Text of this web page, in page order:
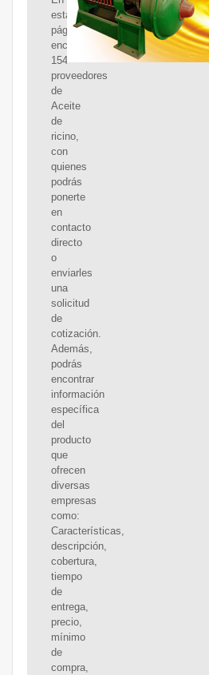
esta
página
encontrarás
154
proveedores
de
Aceite
de
ricino,
con
quienes
podrás
ponerte
en
contacto
directo
o
enviarles
una
solicitud
de
cotización.
Además,
podrás
encontrar
información
específica
del
producto
que
ofrecen
diversas
empresas
como:
Características,
descripción,
cobertura,
tiempo
de
entrega,
precio,
mínimo
de
compra,